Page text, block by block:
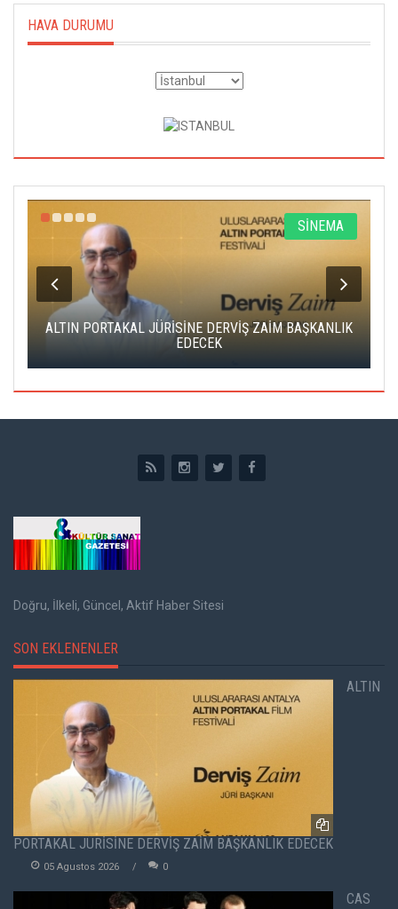
HAVA DURUMU
SİNEMA
ALTIN PORTAKAL JÜRİSİNE DERVİŞ ZAİM BAŞKANLIK
EDECEK
Doğru, İlkeli, Güncel, Aktif Haber Sitesi
SON EKLENENLER
ALTIN
PORTAKAL JÜRİSİNE DERVİŞ ZAİM BAŞKANLIK EDECEK
05 Agustos 2026 0
CAS